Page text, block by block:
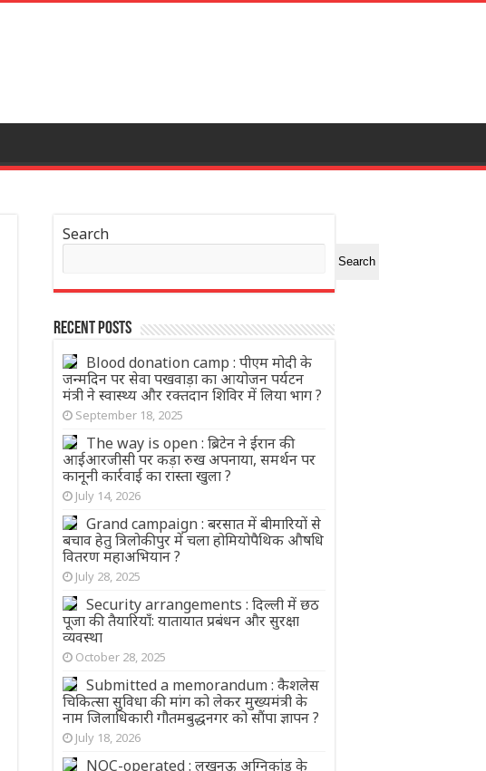
Search
Search
Recent Posts
Blood donation camp : पीएम मोदी के
जन्मदिन पर सेवा पखवाड़ा का आयोजन पर्यटन
मंत्री ने स्वास्थ्य और रक्तदान शिविर में लिया भाग ?
September 18, 2025
The way is open : ब्रिटेन ने ईरान की
आईआरजीसी पर कड़ा रुख अपनाया, समर्थन पर
कानूनी कार्रवाई का रास्ता खुला ?
July 14, 2026
Grand campaign : बरसात में बीमारियों से
बचाव हेतु त्रिलोकीपुर में चला होमियोपैथिक औषधि
वितरण महाअभियान ?
July 28, 2025
Security arrangements : दिल्ली में छठ
पूजा की तैयारियाँ: यातायात प्रबंधन और सुरक्षा
व्यवस्था
October 28, 2025
Submitted a memorandum : कैशलेस
चिकित्सा सुविधा की मांग को लेकर मुख्यमंत्री के
नाम जिलाधिकारी गौतमबुद्धनगर को सौंपा ज्ञापन ?
July 18, 2026
NOC-operated : लखनऊ अग्निकांड के